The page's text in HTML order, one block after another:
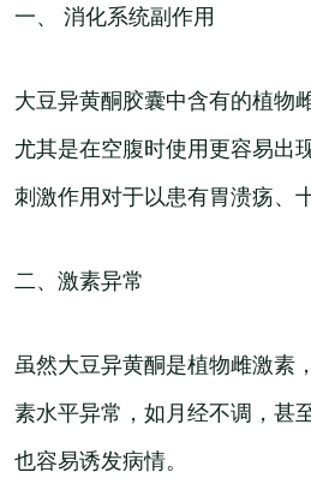
一、 消化系统副作用
大豆异黄酮胶囊中含有的植物
尤其是在空腹时使用更容易出
刺激作用对于以患有胃溃疡、
二、激素异常
虽然大豆异黄酮是植物雌激素
素水平异常，如月经不调，甚
也容易诱发病情。